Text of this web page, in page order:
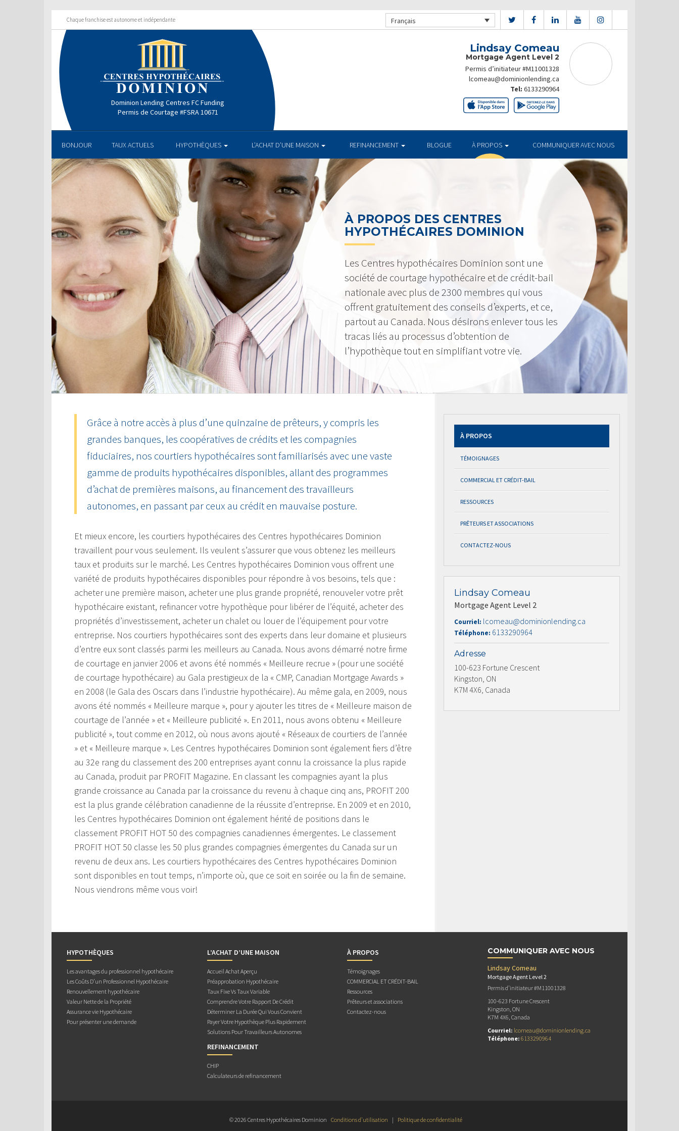
Chaque franchise est autonome et indépendante Français
Dominion Lending Centres FC Funding
Permis de Courtage #FSRA 10671
Lindsay Comeau
Mortgage Agent Level 2
Permis d’initiateur #M11001328
lcomeau@dominionlending.ca
Tel: 6133290964
BONJOUR TAUX ACTUELS HYPOTHÈQUES L’ACHAT D’UNE MAISON REFINANCEMENT BLOGUE À PROPOS COMMUNIQUER AVEC NOUS
À PROPOS DES CENTRES
HYPOTHÉCAIRES DOMINION
Les Centres hypothécaires Dominion sont une
société de courtage hypothécaire et de crédit-bail
nationale avec plus de 2300 membres qui vous
offrent gratuitement des conseils d’experts, et ce,
partout au Canada. Nous désirons enlever tous les
tracas liés au processus d’obtention de
l’hypothèque tout en simplifiant votre vie.
Grâce à notre accès à plus d’une quinzaine de prêteurs, y compris les
grandes banques, les coopératives de crédits et les compagnies
fiduciaires, nos courtiers hypothécaires sont familiarisés avec une vaste
gamme de produits hypothécaires disponibles, allant des programmes
d’achat de premières maisons, au financement des travailleurs
autonomes, en passant par ceux au crédit en mauvaise posture.
Et mieux encore, les courtiers hypothécaires des Centres hypothécaires Dominion
travaillent pour vous seulement. Ils veulent s’assurer que vous obtenez les meilleurs
taux et produits sur le marché. Les Centres hypothécaires Dominion vous offrent une
variété de produits hypothécaires disponibles pour répondre à vos besoins, tels que :
acheter une première maison, acheter une plus grande propriété, renouveler votre prêt
hypothécaire existant, refinancer votre hypothèque pour libérer de l’équité, acheter des
propriétés d’investissement, acheter un chalet ou louer de l’équipement pour votre
entreprise. Nos courtiers hypothécaires sont des experts dans leur domaine et plusieurs
d’entre eux sont classés parmi les meilleurs au Canada. Nous avons démarré notre firme
de courtage en janvier 2006 et avons été nommés « Meilleure recrue » (pour une société
de courtage hypothécaire) au Gala prestigieux de la « CMP, Canadian Mortgage Awards »
en 2008 (le Gala des Oscars dans l’industrie hypothécaire). Au même gala, en 2009, nous
avons été nommés « Meilleure marque », pour y ajouter les titres de « Meilleure maison de
courtage de l’année » et « Meilleure publicité ». En 2011, nous avons obtenu « Meilleure
publicité », tout comme en 2012, où nous avons ajouté « Réseaux de courtiers de l’année
» et « Meilleure marque ». Les Centres hypothécaires Dominion sont également fiers d’être
au 32e rang du classement des 200 entreprises ayant connu la croissance la plus rapide
au Canada, produit par PROFIT Magazine. En classant les compagnies ayant la plus
grande croissance au Canada par la croissance du revenu à chaque cinq ans, PROFIT 200
est la plus grande célébration canadienne de la réussite d’entreprise. En 2009 et en 2010,
les Centres hypothécaires Dominion ont également hérité de positions dans le
classement PROFIT HOT 50 des compagnies canadiennes émergentes. Le classement
PROFIT HOT 50 classe les 50 plus grandes compagnies émergentes du Canada sur un
revenu de deux ans. Les courtiers hypothécaires des Centres hypothécaires Dominion
sont disponibles en tout temps, n’importe où, que ce soit en soirée ou la fin de semaine.
Nous viendrons même vous voir!
À PROPOS
TÉMOIGNAGES
COMMERCIAL ET CRÉDIT-BAIL
RESSOURCES
PRÊTEURS ET ASSOCIATIONS
CONTACTEZ-NOUS
Lindsay Comeau
Mortgage Agent Level 2
Courriel: lcomeau@dominionlending.ca
Téléphone: 6133290964
Adresse
100-623 Fortune Crescent
Kingston, ON
K7M 4X6, Canada
HYPOTHÈQUES
Les avantages du professionnel hypothécaire
Les Coûts D’un Professionnel Hypothécaire
Renouvellement hypothécaire
Valeur Nette de la Propriété
Assurance vie Hypothécaire
Pour présenter une demande
L’ACHAT D’UNE MAISON
Accueil Achat Aperçu
Préapprobation Hypothécaire
Taux Fixe Vs Taux Variable
Comprendre Votre Rapport De Crédit
Déterminer La Durée Qui Vous Convient
Payer Votre Hypothèque Plus Rapidement
Solutions Pour Travailleurs Autonomes
REFINANCEMENT
CHIP
Calculateurs de refinancement
À PROPOS
Témoignages
COMMERCIAL ET CRÉDIT-BAIL
Ressources
Prêteurs et associations
Contactez-nous
COMMUNIQUER AVEC NOUS
Lindsay Comeau
Mortgage Agent Level 2
Permis d’initiateur #M11001328
100-623 Fortune Crescent
Kingston, ON
K7M 4X6, Canada
Courriel: lcomeau@dominionlending.ca
Téléphone: 6133290964
© 2026 Centres Hypothécaires Dominion Conditions d’utilisation | Politique de confidentialité